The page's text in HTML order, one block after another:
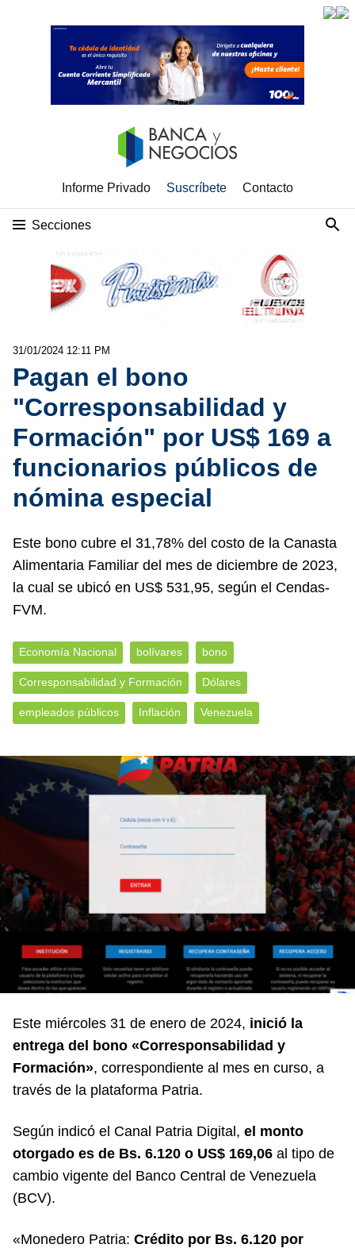
Informe Privado Suscríbete Contacto
Secciones
31/01/2024 12:11 PM
Pagan el bono
"Corresponsabilidad y
Formación" por US$ 169 a
funcionarios públicos de
nómina especial
Este bono cubre el 31,78% del costo de la Canasta
Alimentaria Familiar del mes de diciembre de 2023,
la cual se ubicó en US$ 531,95, según el Cendas-
FVM.
Economía Nacional bolívares bono
Corresponsabilidad y Formación Dólares
empleados públicos Inflación Venezuela
Este miércoles 31 de enero de 2024, inició la
entrega del bono «Corresponsabilidad y
Formación», correspondiente al mes en curso, a
través de la plataforma Patria.
Según indicó el Canal Patria Digital, el monto
otorgado es de Bs. 6.120 o US$ 169,06 al tipo de
cambio vigente del Banco Central de Venezuela
(BCV).
«Monedero Patria: Crédito por Bs. 6.120 por